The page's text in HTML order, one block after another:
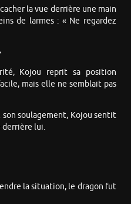
la vue derrière une main
de larmes : « Ne regardez
Kojou reprit sa position
mais elle ne semblait pas
son soulagement, Kojou sentit
derrière lui.
la situation, le dragon fut